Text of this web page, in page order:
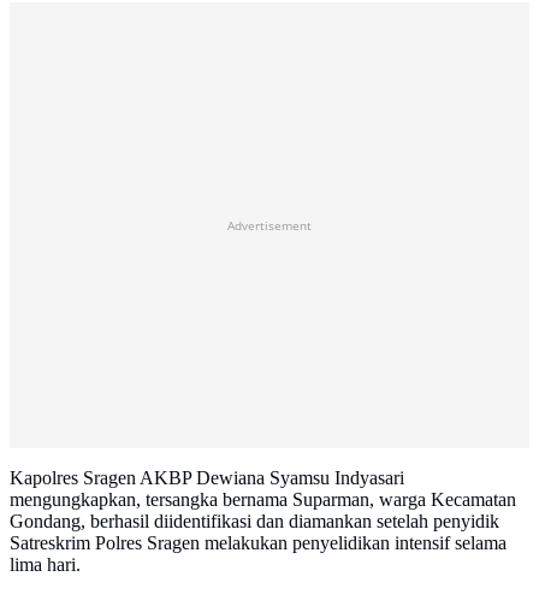
Advertisement
Kapolres Sragen AKBP Dewiana Syamsu Indyasari
mengungkapkan, tersangka bernama Suparman, warga Kecamatan
Gondang, berhasil diidentifikasi dan diamankan setelah penyidik
Satreskrim Polres Sragen melakukan penyelidikan intensif selama
lima hari.